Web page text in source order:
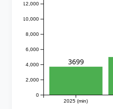
2025 (min)
0
2,000
4,000
6,000
8,000
10,000
12,000
3699